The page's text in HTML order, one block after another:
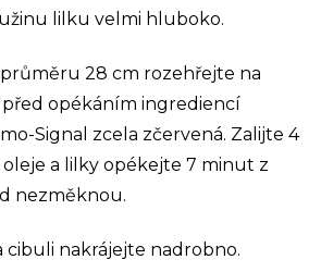
lilku velmi hluboko.
28 cm rozehřejte na
opékáním ingrediencí
Signal zcela zčervená. Zalijte 4
oleje a lilky opékejte 7 minut z
nezměknou.
cibuli nakrájejte nadrobno.